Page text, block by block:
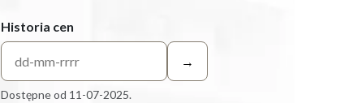
Historia cen
→
Dostępne od 11-07-2025.